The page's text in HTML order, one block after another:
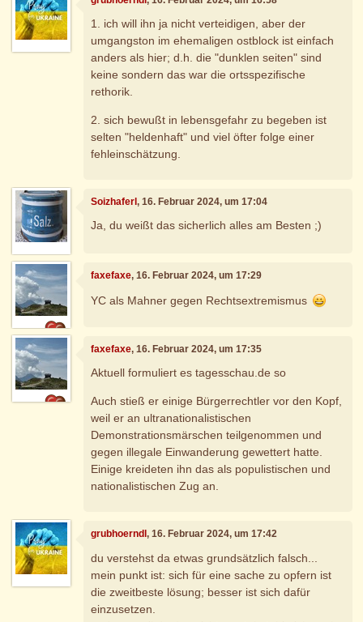
1. ich will ihn ja nicht verteidigen, aber der
umgangston im ehemaligen ostblock ist einfach
anders als hier; d.h. die "dunklen seiten" sind
keine sondern das war die ortsspezifische
rethorik.
2. sich bewußt in lebensgefahr zu begeben ist
selten "heldenhaft" und viel öfter folge einer
fehleinschätzung.
Soizhaferl, 16. Februar 2024, um 17:04
Ja, du weißt das sicherlich alles am Besten ;)
faxefaxe, 16. Februar 2024, um 17:29
YC als Mahner gegen Rechtsextremismus
faxefaxe, 16. Februar 2024, um 17:35
Aktuell formuliert es tagesschau.de so
Auch stieß er einige Bürgerrechtler vor den Kopf,
weil er an ultranationalistischen
Demonstrationsmärschen teilgenommen und
gegen illegale Einwanderung gewettert hatte.
Einige kreideten ihn das als populistischen und
nationalistischen Zug an.
grubhoerndl, 16. Februar 2024, um 17:42
du verstehst da etwas grundsätzlich falsch...
mein punkt ist: sich für eine sache zu opfern ist
die zweitbeste lösung; besser ist sich dafür
einzusetzen.